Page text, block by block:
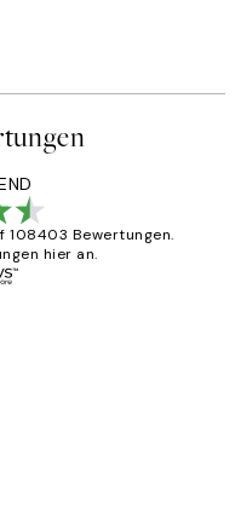
108403 Bewertungen.
hier an.